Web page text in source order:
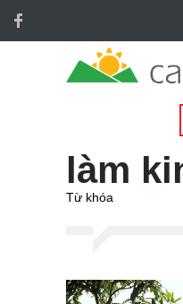
làm
Từ khóa